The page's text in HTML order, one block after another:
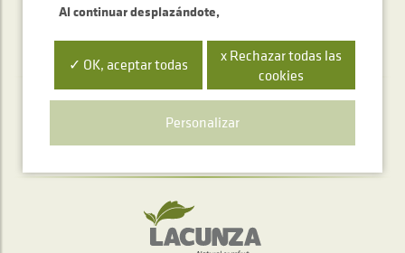
Servicio de atención telefónica
+34 948 563 511
Al continuar desplazándote,
✓ OK, aceptar todas
x Rechazar todas las
cookies
Personalizar